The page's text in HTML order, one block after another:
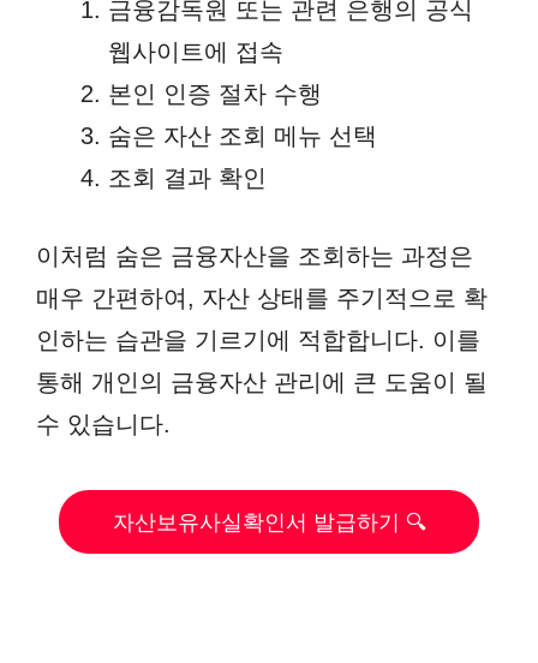
금융감독원 또는 관련 은행의 공식
웹사이트에 접속
본인 인증 절차 수행
숨은 자산 조회 메뉴 선택
조회 결과 확인
이처럼 숨은 금융자산을 조회하는 과정은
매우 간편하여, 자산 상태를 주기적으로 확
인하는 습관을 기르기에 적합합니다. 이를
통해 개인의 금융자산 관리에 큰 도움이 될
수 있습니다.
자산보유사실확인서 발급하기 🔍